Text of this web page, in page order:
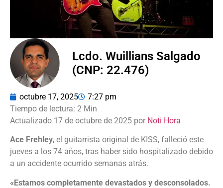
Lcdo. Wuillians Salgado
(CNP: 22.476)
octubre 17, 2025 7:27 pm
Actualizado 17 de octubre de 2025 por Noti Hora
Ace Frehley, el guitarrista original de KISS, falleció este
jueves a los 74 años, tras haber sido hospitalizado debido
a un accidente ocurrido semanas atrás.
«Estamos completamente devastados y desconsolados.